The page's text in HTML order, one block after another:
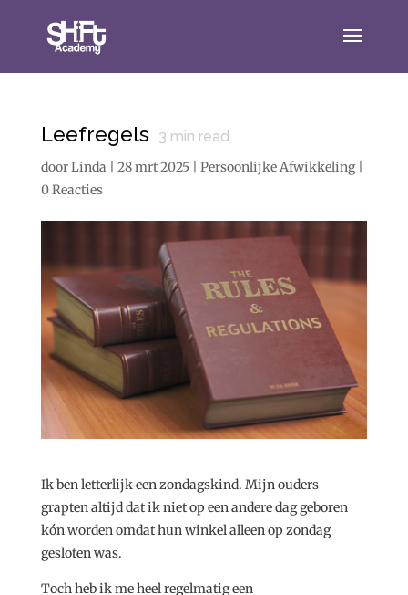
Leefregels 3 min read
doorLinda 28 mrt 2025| Persoonlijke Afwikkeling|
0 Reacties
Ik ben letterlijk een zondagskind. Mijn ouders
grapten altijd dat ik niet op een andere dag geboren
kón worden omdat hun winkel alleen op zondag
gesloten was.
Toch heb ik me heel regelmatig een